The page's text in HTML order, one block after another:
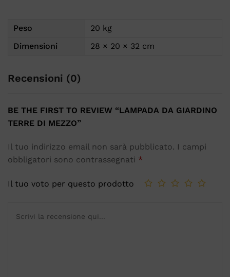
Peso
20 kg
Dimensioni
28 × 20 × 32 cm
Recensioni (0)
BE THE FIRST TO REVIEW “LAMPADA DA GIARDINO
TERRE DI MEZZO”
Il tuo indirizzo email non sarà pubblicato. I campi
obbligatori sono contrassegnati *
Il tuo voto per questo prodotto